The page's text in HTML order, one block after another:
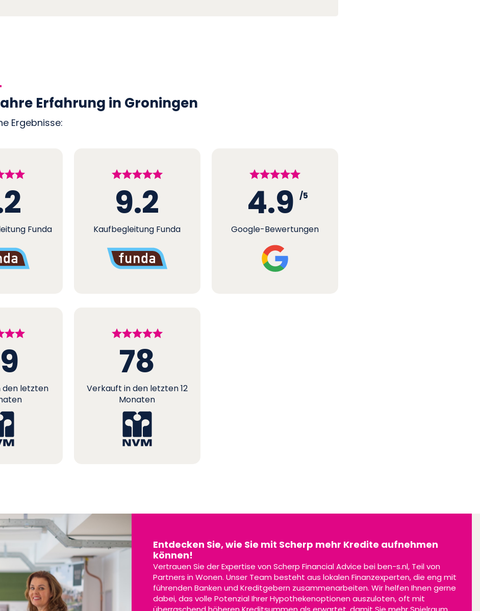
Erfahrung in Groningen
Ergebnisse:
Funda
9.2
Kaufbegleitung Funda
4.9 /5
Google-Bewertungen
den letzten
78
Verkauft in den letzten 12
Monaten
Entdecken Sie, wie Sie mit Scherp mehr Kredite aufnehmen
können!
Vertrauen Sie der Expertise von Scherp Financial Advice bei ben-s.nl, Teil von
Partners in Wonen. Unser Team besteht aus lokalen Finanzexperten, die eng mit
führenden Banken und Kreditgebern zusammenarbeiten. Wir helfen Ihnen gerne
dabei, das volle Potenzial Ihrer Hypothekenoptionen auszuloten, oft mit